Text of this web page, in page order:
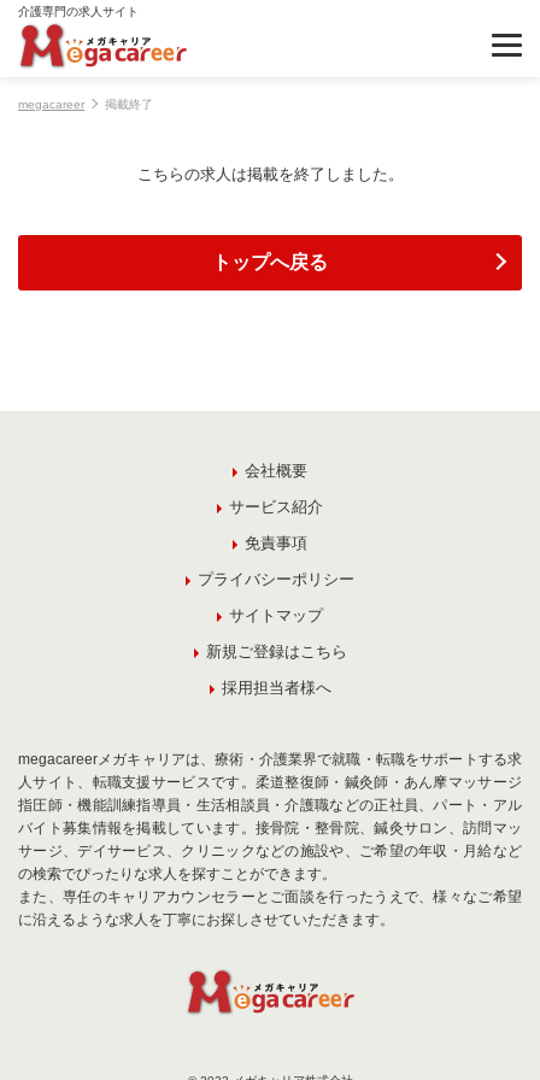
介護専門の求人サイト
megacareer 掲載終了
こちらの求人は掲載を終了しました。
トップへ戻る
会社概要
サービス紹介
免責事項
プライバシーポリシー
サイトマップ
新規ご登録はこちら
採用担当者様へ
megacareerメガキャリアは、療術・介護業界で就職・転職をサポートする求
人サイト、転職支援サービスです。柔道整復師・鍼灸師・あん摩マッサージ
指圧師・機能訓練指導員・生活相談員・介護職などの正社員、パート・アル
バイト募集情報を掲載しています。接骨院・整骨院、鍼灸サロン、訪問マッ
サージ、デイサービス、クリニックなどの施設や、ご希望の年収・月給など
の検索でぴったりな求人を探すことができます。
また、専任のキャリアカウンセラーとご面談を行ったうえで、様々なご希望
に沿えるような求人を丁寧にお探しさせていただきます。